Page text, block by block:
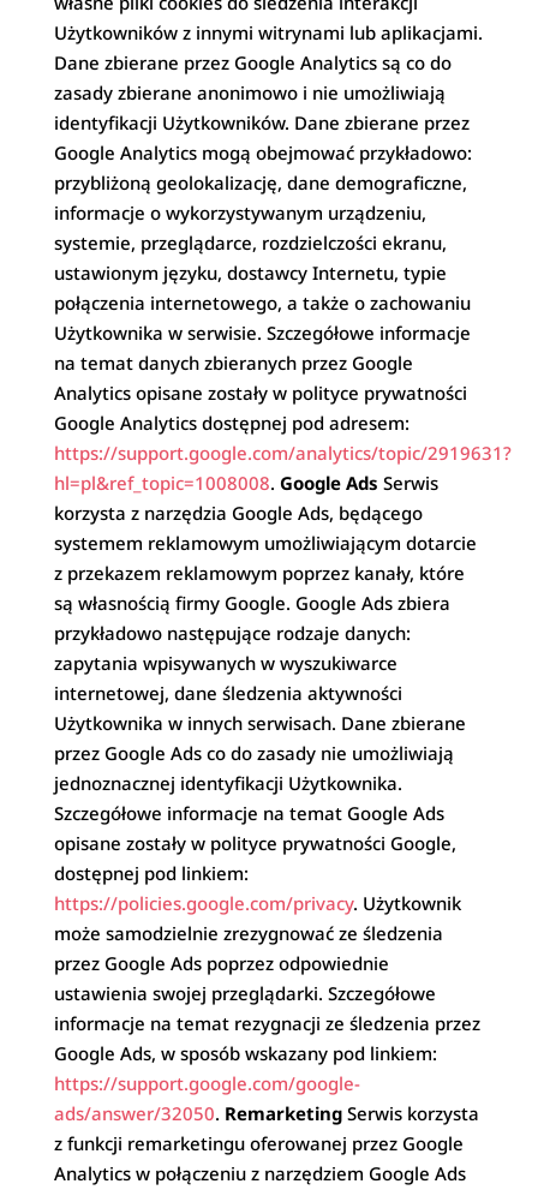
Użytkowników z innymi witrynami lub aplikacjami.
Dane zbierane przez Google Analytics są co do
zasady zbierane anonimowo i nie umożliwiają
identyfikacji Użytkowników. Dane zbierane przez
Google Analytics mogą obejmować przykładowo:
przybliżoną geolokalizację, dane demograficzne,
informacje o wykorzystywanym urządzeniu,
systemie, przeglądarce, rozdzielczości ekranu,
ustawionym języku, dostawcy Internetu, typie
połączenia internetowego, a także o zachowaniu
Użytkownika w serwisie. Szczegółowe informacje
na temat danych zbieranych przez Google
Analytics opisane zostały w polityce prywatności
Google Analytics dostępnej pod adresem:
https://support.google.com/analytics/topic/2919631?
hl=pl&ref_topic=1008008. Google Ads Serwis
korzysta z narzędzia Google Ads, będącego
systemem reklamowym umożliwiającym dotarcie
z przekazem reklamowym poprzez kanały, które
są własnością firmy Google. Google Ads zbiera
przykładowo następujące rodzaje danych:
zapytania wpisywanych w wyszukiwarce
internetowej, dane śledzenia aktywności
Użytkownika w innych serwisach. Dane zbierane
przez Google Ads co do zasady nie umożliwiają
jednoznacznej identyfikacji Użytkownika.
Szczegółowe informacje na temat Google Ads
opisane zostały w polityce prywatności Google,
dostępnej pod linkiem:
https://policies.google.com/privacy. Użytkownik
może samodzielnie zrezygnować ze śledzenia
przez Google Ads poprzez odpowiednie
ustawienia swojej przeglądarki. Szczegółowe
informacje na temat rezygnacji ze śledzenia przez
Google Ads, w sposób wskazany pod linkiem:
https://support.google.com/google-
ads/answer/32050. RemarketingSerwis korzysta
z funkcji remarketingu oferowanej przez Google
Analytics w połączeniu z narzędziem Google Ads